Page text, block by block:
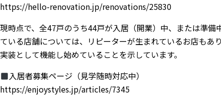
https://hello-renovation.jp/renovations/25830
現時点で、全47戸のうち44戸が入居（開業）中、または準
ている店舗については、リピーターが生まれているお店も
実装として機能し始めていることを示しています。
入居者募集ページ（見学随時対応中）
https://enjoystyles.jp/articles/7345